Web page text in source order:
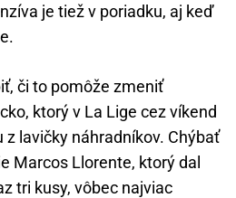
je tiež v poriadku, aj keď
či to pomôže zmeniť
ktorý v La Lige cez víkend
z lavičky náhradníkov. Chýbať
Marcos Llorente, ktorý dal
tri kusy, vôbec najviac